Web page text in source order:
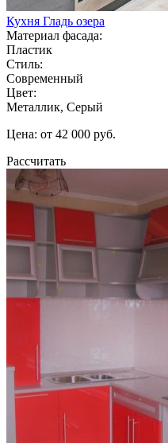
Кухня Гладь озера
Материал фасада:
Пластик
Стиль:
Современный
Цвет:
Металлик, Серый
Цена: от 42 000 руб.
Рассчитать